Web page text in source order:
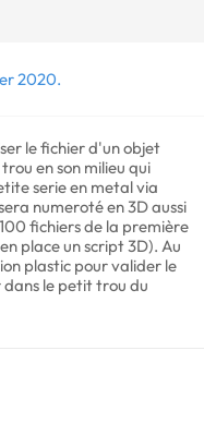
2020.
le fichier d'un objet
en son milieu qui
serie en metal via
numeroté en 3D aussi
fichiers de la première
place un script 3D). Au
plastic pour valider le
le petit trou du